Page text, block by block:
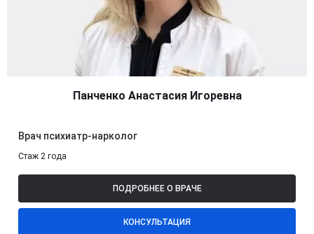
Панченко Анастасия Игоревна
Врач психиатр-нарколог
Стаж 2 года
ПОДРОБНЕЕ О ВРАЧЕ
КОНСУЛЬТАЦИЯ